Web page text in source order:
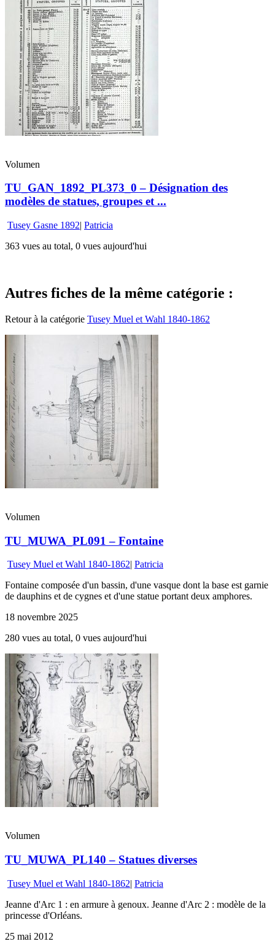
Volumen
TU_GAN_1892_PL373_0 – Désignation des
modèles de statues, groupes et ...
Tusey Gasne 1892| Patricia
363 vues au total, 0 vues aujourd'hui
Autres fiches de la même catégorie :
Retour à la catégorie Tusey Muel et Wahl 1840-1862
Volumen
TU_MUWA_PL091 – Fontaine
Tusey Muel et Wahl 1840-1862| Patricia
Fontaine composée d'un bassin, d'une vasque dont la base est garnie
de dauphins et de cygnes et d'une statue portant deux amphores.
18 novembre 2025
280 vues au total, 0 vues aujourd'hui
Volumen
TU_MUWA_PL140 – Statues diverses
Tusey Muel et Wahl 1840-1862| Patricia
Jeanne d'Arc 1 : en armure à genoux. Jeanne d'Arc 2 : modèle de la
princesse d'Orléans.
25 mai 2012